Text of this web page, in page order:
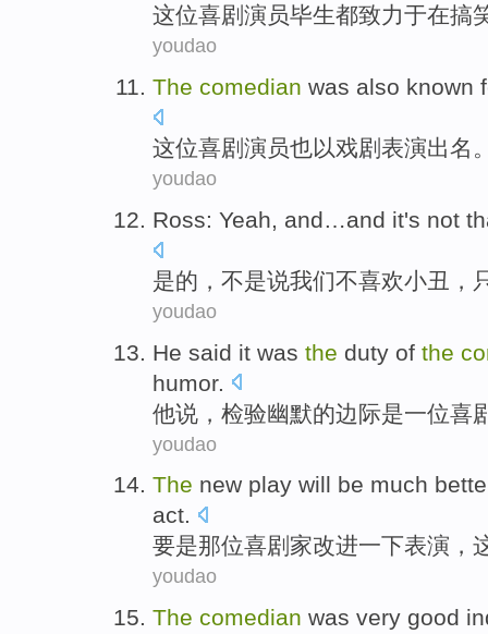
这位喜剧演员毕生都致力于在搞
youdao
The comedian was also known
这位喜剧演员也以戏剧表演出名
youdao
Ross: Yeah, and…and it's not
是的 ， 不是说我们不喜欢小丑 ，
youdao
He said it was the duty of the
humor.
他说 ， 检验幽默的边际是一位喜
youdao
The new play will be much
act.
要是那位喜剧家改进一下表演，
youdao
The comedian was very good